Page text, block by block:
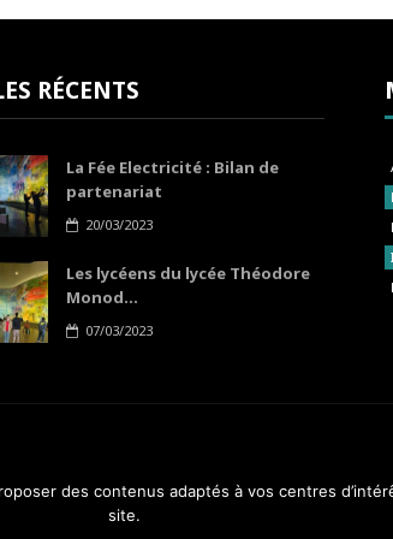
RÉCENTS
La Fée Electricité : Bilan de
partenariat
20/03/2023
Les lycéens du lycée Théodore
Monod...
07/03/2023
A
des contenus adaptés à vos centres
site.